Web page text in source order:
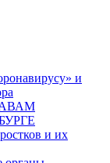
и
и их